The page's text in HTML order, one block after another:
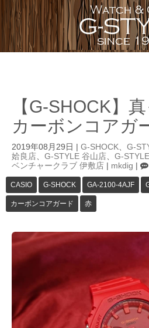
【G-SHOCK】
カーボンコアガ
2019年08月29日 | G-SHOCK G-
姶良店
G-STYLE 谷山店 G-
ベンチャークラブ 伊敷店 | mkdig |
CASIO G-SHOCK GA-2100-4AJF
カーボンコアガード 赤